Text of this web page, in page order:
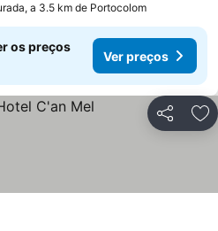
a 3.5 km de Portocolom
os preços
Ver preços
Partilhar
preços